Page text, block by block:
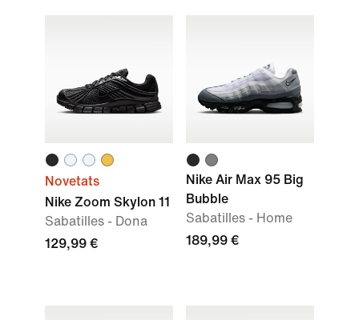
Novetats
Nike Zoom Skylon 11
Sabatilles - Dona
129,99 €
Nike Air Max 95 Big
Bubble
Sabatilles - Home
189,99 €